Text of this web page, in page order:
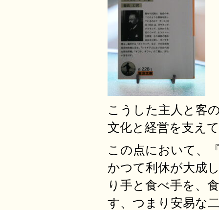
こうした主人と客
文化と経営を支え
この点において、
かつて利休が大成
り手と食べ手を、
す、つまり安易な